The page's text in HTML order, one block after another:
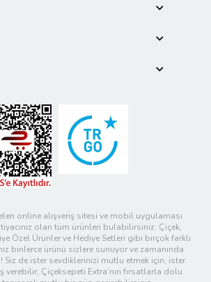
online alışveriş sitesi ve mobil uygulaması
olan tüm ürünleri bulabilirsiniz. Çiçek,
Özel Ürünler ve Hediye Setleri gibi birçok farklı
binlerce ürünü sizlere sunuyor ve zamanında
Siz de ister sevdiklerinizi mutlu etmek için, ister
verebilir; Çiçeksepeti Extra’nın fırsatlarla dolu